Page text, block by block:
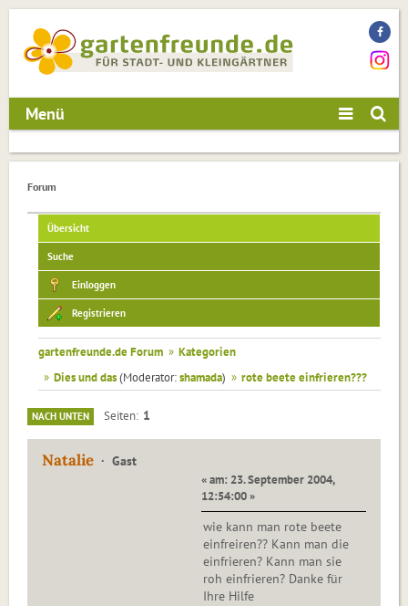
Menü
Forum
Übersicht
Suche
Einloggen
Registrieren
gartenfreunde.de Forum » Kategorien
» Dies und das(Moderator:shamada) » rote beete einfrieren???
NACH UNTEN Seiten 1
Natalie Gast
« am: 23. September 2004,
12:54:00 »
wie kann man rote beete
einfreiren?? Kann man die
einfrieren? Kann man sie
roh einfrieren? Danke für
Ihre Hilfe